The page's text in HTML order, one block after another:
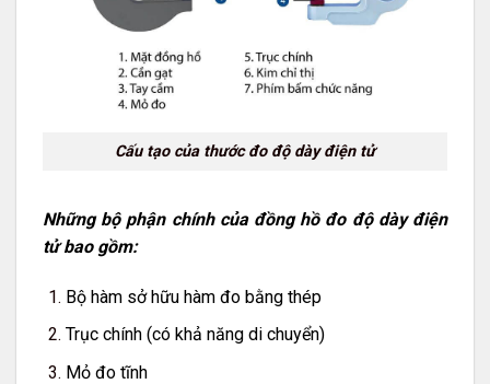
Cấu tạo của thước đo độ dày điện tử
Những bộ phận chính của đồng hồ đo độ dày điện
tử bao gồm:
Bộ hàm sở hữu hàm đo bằng thép
Trục chính (có khả năng di chuyển)
Mỏ đo tĩnh